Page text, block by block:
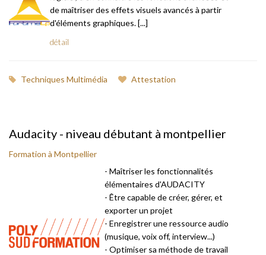
de maîtriser des effets visuels avancés à partir
d'éléments graphiques. [...]
détail
Techniques Multimédia Attestation
Audacity - niveau débutant à montpellier
Formation à Montpellier
- Maîtriser les fonctionnalités
élémentaires d'AUDACITY
- Être capable de créer, gérer, et
exporter un projet
- Enregistrer une ressource audio
(musique, voix off, interview...)
- Optimiser sa méthode de travail